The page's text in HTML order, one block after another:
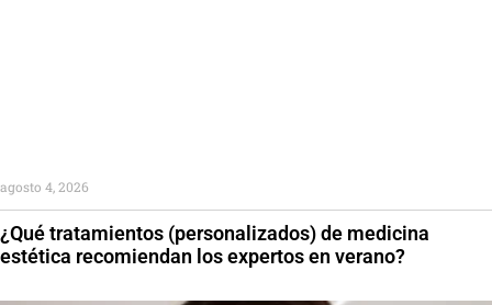
¿Qué tratamientos (personalizados) de medicina
estética recomiendan los expertos en verano?
agosto 4, 2026